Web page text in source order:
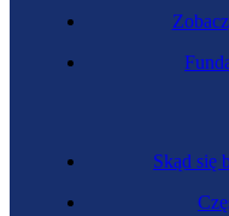
Skąd się